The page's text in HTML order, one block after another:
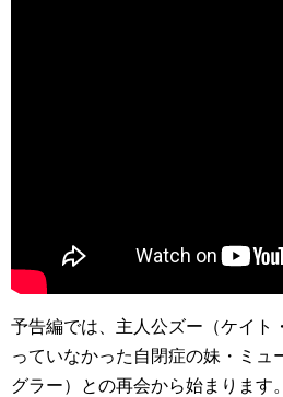
予告編では、主人公ズー（ケイト
っていなかった自閉症の妹・ミュ
グラー）との再会から始まります